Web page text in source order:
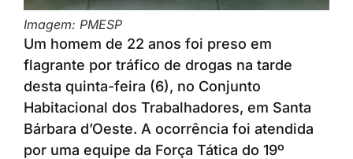
Imagem: PMESP
Um homem de 22 anos foi preso em
flagrante por tráfico de drogas na tarde
desta quinta-feira (6), no Conjunto
Habitacional dos Trabalhadores, em Santa
Bárbara d’Oeste. A ocorrência foi atendida
por uma equipe da Força Tática do 19º